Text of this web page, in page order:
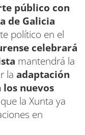
público con
de Galicia
político en el
celebrará
mantendrá la
la adaptación
los nuevos
la Xunta ya
en